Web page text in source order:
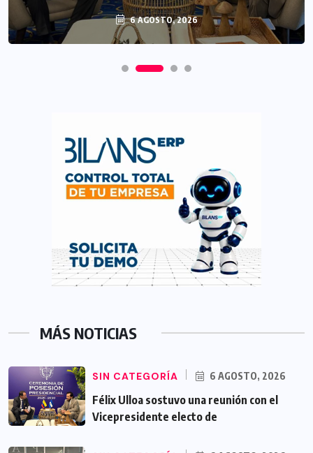
6 AGOSTO, 2026
MÁS NOTICIAS
SIN CATEGORÍA 6 AGOSTO, 2026
Félix Ulloa sostuvo una reunión con el
Vicepresidente electo de